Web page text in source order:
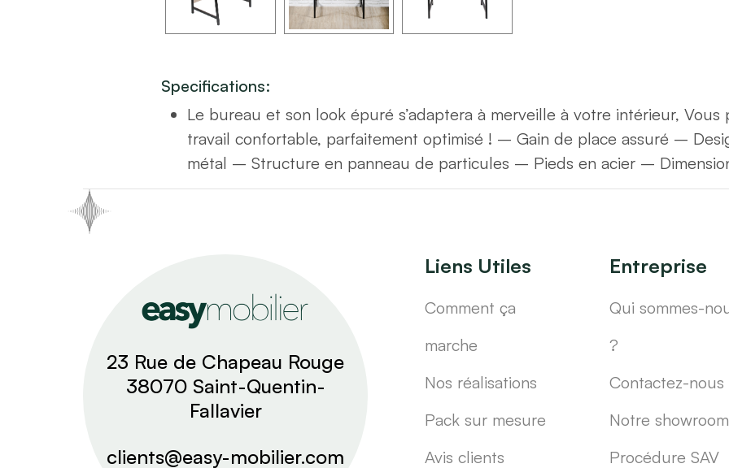
Specifications:
Le bureau et son look épuré s’adaptera à merveille à votre intérieur, Vous
travail confortable, parfaitement optimisé ! – Gain de place assuré –
métal – Structure en panneau de particules – Pieds en acier –
23 Rue de Chapeau Rouge
38070 Saint-Quentin-
Fallavier
clients@easy-mobilier.com
Liens Utiles
Comment ça
marche
Nos réalisations
Pack sur mesure
Avis clients
Entreprise
Qui sommes-
?
Contactez-nous
Notre showroom
Procédure SAV